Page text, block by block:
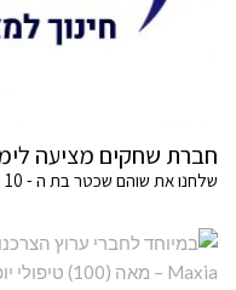
חברת שחקים מציעה
שלחנו את שוהם שכטר בת ה - 10 להתנסות בעשרה מיפגשים.